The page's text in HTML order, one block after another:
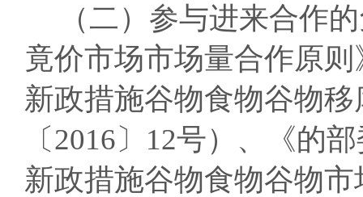
（二）参与进来合作
竟价市场市场量合作原
新政措施谷物食物谷物
〔2016〕12号）、《的
新政措施谷物食物谷物